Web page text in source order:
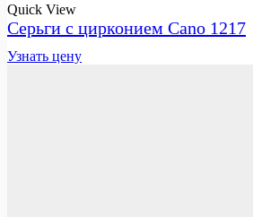
Quick View
Серьги с цирконием Cano 1217
Узнать цену